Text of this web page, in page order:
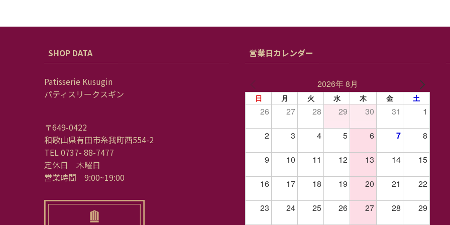
SHOP DATA
Patisserie Kusugin
パティスリークスギン
〒649-0422
和歌山県有田市糸我町西554-2
TEL 0737- 88-7477
定休日 木曜日
営業時間 9:00~19:00
営業日カレンダー
2026年 8月
日 月 火 水 木 金 土
26 27 28 29 30 31 1
2 3 4 5 6 7 8
9 10 11 12 13 14 15
16 17 18 19 20 21 22
23 24 25 26 27 28 29